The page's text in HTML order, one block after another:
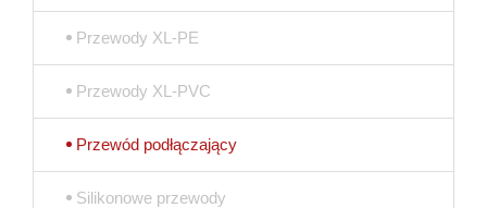
Przewody XL-PE
Przewody XL-PVC
Przewód podłączający
Silikonowe przewody